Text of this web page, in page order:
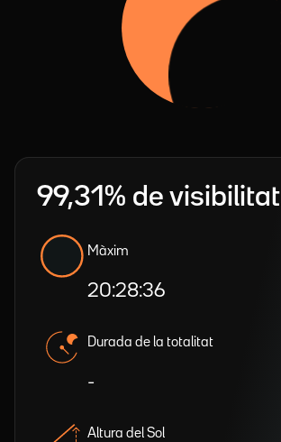
99,31% de visibilitat
Màxim
20:28:36
Durada de la totalitat
-
Altura del Sol